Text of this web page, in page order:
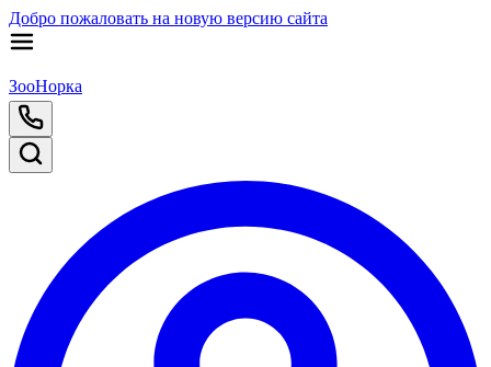
Добро пожаловать на новую версию сайта
ЗооНорка